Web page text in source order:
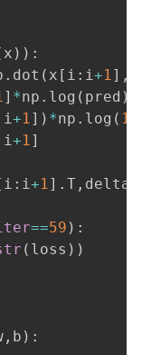
x ) ) :
. dot ( x [ i : i+1] ,
] *np . log ( pred )
i+1] ) *np . log ( 1
i+1]
i : i+1] . T , delta
==59 ) :
( loss ) )
, b ) :